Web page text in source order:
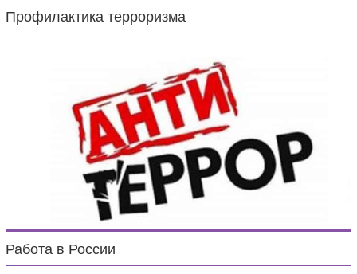
Профилактика терроризма
Работа в России